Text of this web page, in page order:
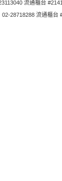
流通櫃台
02-28718288 流通櫃台